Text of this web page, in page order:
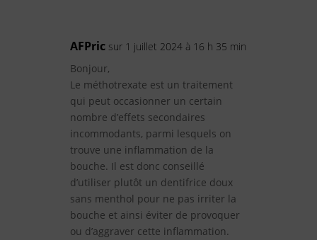
AFPric sur 1 juillet 2024 à 16 h 35 min
Bonjour,
Le méthotrexate est un traitement
qui peut occasionner un certain
nombre d’effets secondaires
incommodants, parmi lesquels on
trouve une inflammation de la
bouche. Il est donc conseillé
d’utiliser plutôt un dentifrice doux
sans menthol pour ne pas irriter la
bouche et ainsi éviter de provoquer
ou d’aggraver cette inflammation.